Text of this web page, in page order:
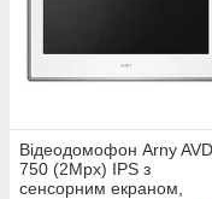
Відеодомофон Arny
750 (2Mpx) IPS з
сенсорним екраном,